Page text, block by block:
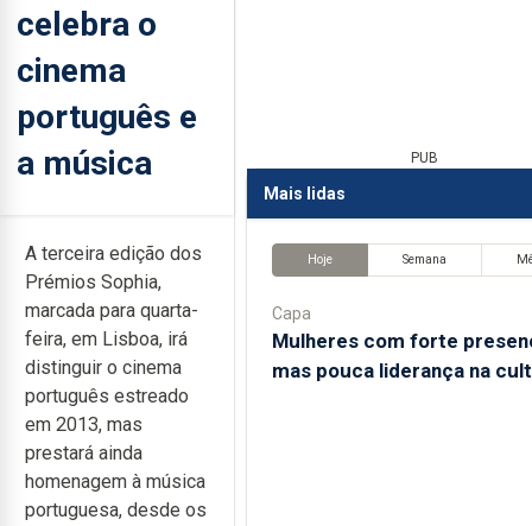
celebra o
cinema
português e
a música
A terceira edição dos
Prémios Sophia,
marcada para quarta-
feira, em Lisboa, irá
distinguir o cinema
português estreado
em 2013, mas
prestará ainda
homenagem à música
portuguesa, desde os
PUB
Mais lidas
Hoje Semana
Capa
Mulheres com forte
mas pouca liderança na